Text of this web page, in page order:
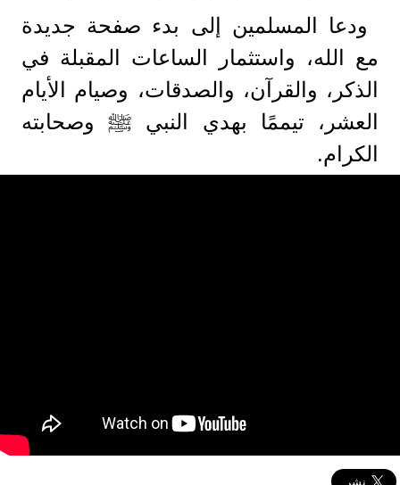
ودعا المسلمين إلى بدء صفحة جديدة
مع الله، واستثمار الساعات المقبلة في
الذكر، والقرآن، والصدقات، وصيام الأيام
العشر، تيممًا بهدي النبي ﷺ وصحابته
الكرام.